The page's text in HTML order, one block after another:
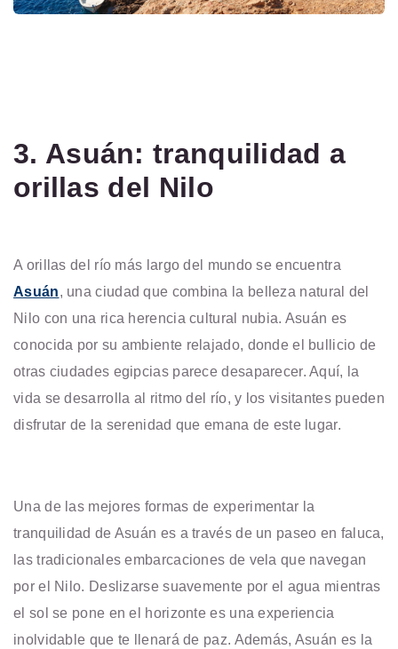
3. Asuán: tranquilidad a
orillas del Nilo
A orillas del río más largo del mundo se encuentra
Asuán, una ciudad que combina la belleza natural del
Nilo con una rica herencia cultural nubia. Asuán es
conocida por su ambiente relajado, donde el bullicio de
otras ciudades egipcias parece desaparecer. Aquí, la
vida se desarrolla al ritmo del río, y los visitantes pueden
disfrutar de la serenidad que emana de este lugar.
Una de las mejores formas de experimentar la
tranquilidad de Asuán es a través de un paseo en faluca,
las tradicionales embarcaciones de vela que navegan
por el Nilo. Deslizarse suavemente por el agua mientras
el sol se pone en el horizonte es una experiencia
inolvidable que te llenará de paz. Además, Asuán es la